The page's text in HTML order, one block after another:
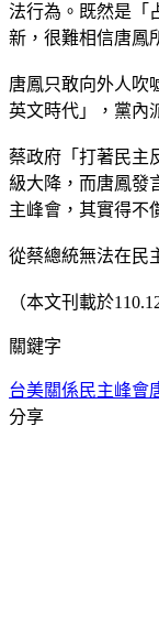
法行為。既然是「
新，很難相信唐鳳
唐鳳只敢向外人吹
英文時代」，黨內
蔡政府「打著民主
級大降，而唐鳳發
主峰會，其實得不
從蔡總統無法在民
（本文刊載於
關鍵字
台美關係 民主峰會
分享